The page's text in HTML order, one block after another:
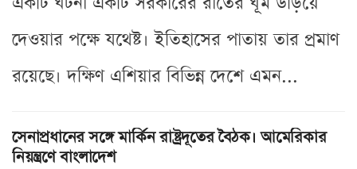
দেওয়ার পক্ষে যথেষ্ট। ইতিহাসের পাতায় তার প্রমাণ
রয়েছে। দক্ষিণ এশিয়ার বিভিন্ন দেশে এমন...
সেনাপ্রধানের সঙ্গে মার্কিন রাষ্ট্রদূতের বৈঠক। আমেরিকার
নিয়ন্ত্রণে বাংলাদেশ